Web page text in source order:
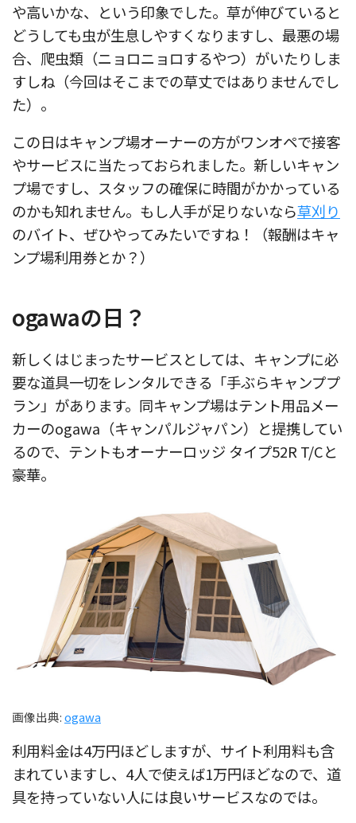
や高いかな、という印象でした。草が伸びていると
どうしても虫が生息しやすくなりますし、最悪の場
合、爬虫類（ニョロニョロするやつ）がいたりしま
すしね（今回はそこまでの草丈ではありませんでし
た）。
この日はキャンプ場オーナーの方がワンオペで接客
やサービスに当たっておられました。新しいキャン
プ場ですし、スタッフの確保に時間がかかっている
のかも知れません。もし人手が足りないなら草刈り
のバイト、ぜひやってみたいですね！（報酬はキャ
ンプ場利用券とか？）
ogawaの日？
新しくはじまったサービスとしては、キャンプに必
要な道具一切をレンタルできる「手ぶらキャンププ
ラン」があります。同キャンプ場はテント用品メー
カーのogawa（キャンパルジャパン）と提携してい
るので、テントもオーナーロッジ タイプ52R T/Cと
豪華。
画像出典:ogawa
利用料金は4万円ほどしますが、サイト利用料も含
まれていますし、4人で使えば1万円ほどなので、道
具を持っていない人には良いサービスなのでは。